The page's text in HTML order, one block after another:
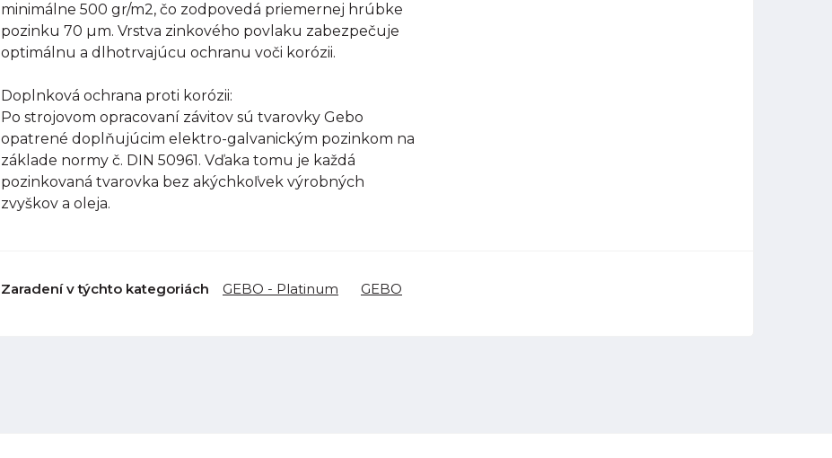
minimálne 500 gr/m2, čo zodpovedá priemernej hrúbke
pozinku 70 µm. Vrstva zinkového povlaku zabezpečuje
optimálnu a dlhotrvajúcu ochranu voči korózii.
Doplnková ochrana proti korózii:
Po strojovom opracovaní závitov sú tvarovky Gebo
opatrené doplňujúcim elektro-galvanickým pozinkom na
základe normy č. DIN 50961. Vďaka tomu je každá
pozinkovaná tvarovka bez akýchkoľvek výrobných
zvyškov a oleja.
Zaradení v týchto kategoriách GEBO - Platinum GEBO